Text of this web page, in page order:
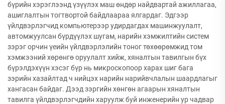
бүрийн хэрэглээнд үзүүлэх маш өндөр найдвартай ажиллагаа,
ашиглалтын тогтвортой байдлаараа ялгардаг. Эдгээр
үйлдвэрлэгчид компьютерээр удирдагдах машинжуулалт,
автомжуулсан бүрдүүлэх шугам, нарийн хэмжилтийн систем
зэрэг орчин үеийн үйлдвэрлэлийн тоног төхөөрөмжид том
хэмжээний хөрөнгө оруулалт хийж, хяналтын тавилгын бүх
бүрэлдэхүүн хэсэг бүр нь микроскопоор харах шиг бага
зэрийн хазайлтад ч нийцэх нарийн нарийвчлалын шаардлагыг
хангасан байдаг. Дээд зэргийн хөнгөн агаарын хяналтын
тавилга үйлдвэрлэгчдийн харуулж буй инженерийн ур чадвар